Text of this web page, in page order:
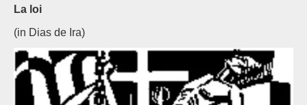
La loi
(in Dias de Ira)